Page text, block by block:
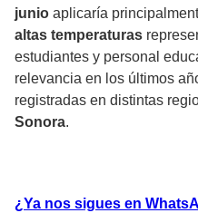
junio aplicaría
altas temperaturas
estudiantes y personal
relevancia en los últimos
registradas en distintas
Sonora.
¿Ya nos sigues en